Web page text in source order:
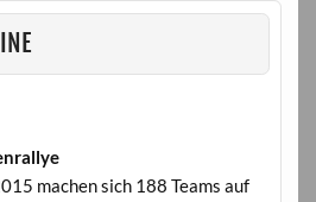
machen sich 188 Teams auf